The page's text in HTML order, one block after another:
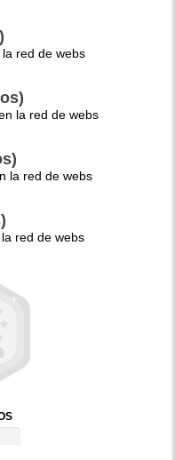
red de webs
la red de webs
la red de webs
red de webs